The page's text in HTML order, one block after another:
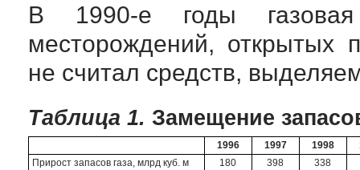
В 1990-е годы
месторождений, открытых
не считал средств,
Таблица 1. Замещение
1996 1997 1998
Прирост запасов газа, млрд куб. м
180 398
338